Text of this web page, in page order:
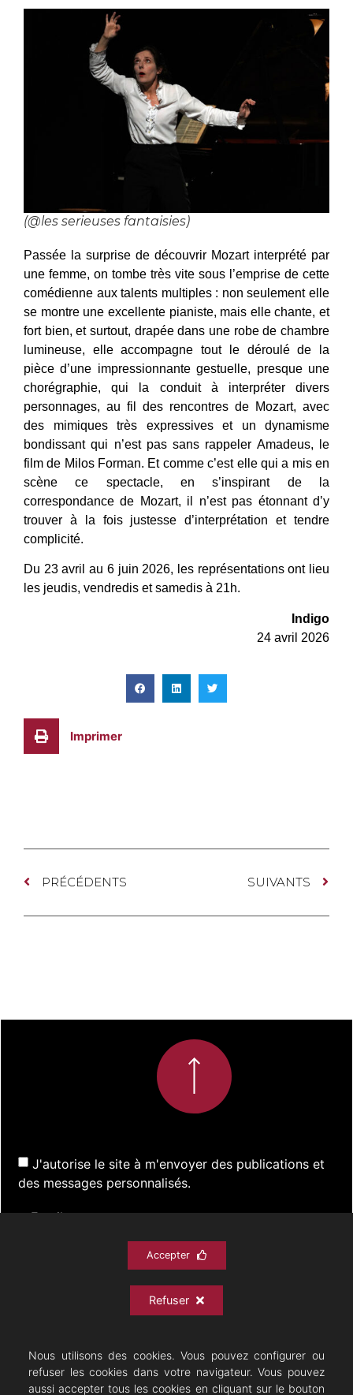
(@les serieuses fantaisies)
Passée la surprise de découvrir Mozart interprété par
une femme, on tombe très vite sous l’emprise de cette
comédienne aux talents multiples : non seulement elle
se montre une excellente pianiste, mais elle chante, et
fort bien, et surtout, drapée dans une robe de chambre
lumineuse, elle accompagne tout le déroulé de la
pièce d’une impressionnante gestuelle, presque une
chorégraphie, qui la conduit à interpréter divers
personnages, au fil des rencontres de Mozart, avec
des mimiques très expressives et un dynamisme
bondissant qui n’est pas sans rappeler Amadeus, le
film de Milos Forman. Et comme c’est elle qui a mis en
scène ce spectacle, en s’inspirant de la
correspondance de Mozart, il n’est pas étonnant d’y
trouver à la fois justesse d’interprétation et tendre
complicité.
Du 23 avril au 6 juin 2026, les représentations ont lieu
les jeudis, vendredis et samedis à 21h.
Indigo
24 avril 2026
Imprimer
PRÉCÉDENTS SUIVANTS
J'autorise le site à m'envoyer des publications et
des messages personnalisés.
S'inscrire
SPECTACLESDOCUMENTATION
Nous utilisons des cookies. Vous pouvez configurer ou
refuser les cookies dans votre navigateur. Vous pouvez
aussi accepter tous les cookies en cliquant sur le bouton
Accepter
Refuser